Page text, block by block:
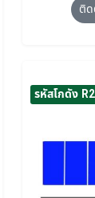
ติ
รหัสโกดัง